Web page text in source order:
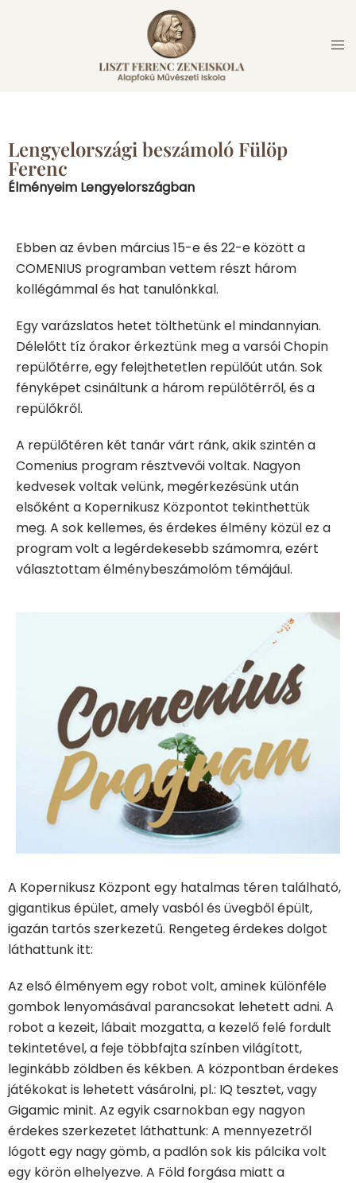
Lengyelországi beszámoló Fülöp
Ferenc
Élményeim Lengyelországban
Ebben az évben március 15-e és 22-e között a
COMENIUS programban vettem részt három
kollégámmal és hat tanulónkkal.
Egy varázslatos hetet tölthetünk el mindannyian.
Délelőtt tíz órakor érkeztünk meg a varsói Chopin
repülőtérre, egy felejthetetlen repülőút után. Sok
fényképet csináltunk a három repülőtérről, és a
repülőkről.
A repülőtéren két tanár várt ránk, akik szintén a
Comenius program résztvevői voltak. Nagyon
kedvesek voltak velünk, megérkezésünk után
elsőként a Kopernikusz Központot tekinthettük
meg. A sok kellemes, és érdekes élmény közül ez a
program volt a legérdekesebb számomra, ezért
választottam élménybeszámolóm témájául.
A Kopernikusz Központ egy hatalmas téren található,
gigantikus épület, amely vasból és üvegből épült,
igazán tartós szerkezetű. Rengeteg érdekes dolgot
láthattunk itt:
Az első élményem egy robot volt, aminek különféle
gombok lenyomásával parancsokat lehetett adni. A
robot a kezeit, lábait mozgatta, a kezelő felé fordult
tekintetével, a feje többfajta színben világított,
leginkább zöldben és kékben. A központban érdekes
játékokat is lehetett vásárolni, pl.: IQ tesztet, vagy
Gigamic minit. Az egyik csarnokban egy nagyon
érdekes szerkezetet láthattunk: A mennyezetről
lógott egy nagy gömb, a padlón sok kis pálcika volt
egy körön elhelyezve. A Föld forgása miatt a